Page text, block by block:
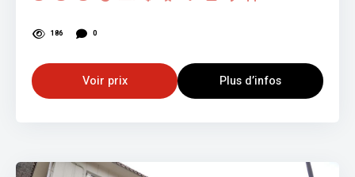
186 0
Voir prix Plus d’infos